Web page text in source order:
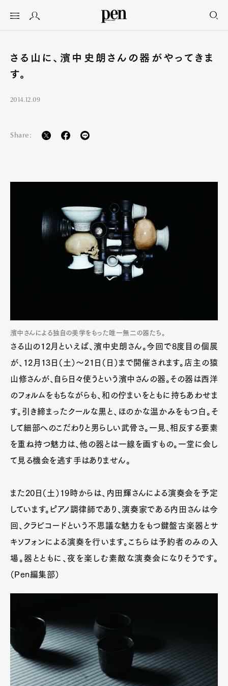
さる山に、濱中史朗さんの器がやってきま
す。
2014.12.09
Share:
濱中さんによる独自の美学をもった唯一無二の器たち。
さる山の12月といえば、濱中史朗さん。今回で8度目の個展
が、12月13日（土）～21日（日）まで開催されます。店主の猿
山修さんが、自ら日々使うという濱中さんの器。その器は西洋
のフォルムをもちながらも、和の佇まいをともに持ちあわせま
す。引き締まったクールな黒と、ほのかな温かみをもつ白。そ
して細部へのこだわりと男らしい武骨さ。一見、相反する要素
を重ね持つ魅力は、他の器とは一線を画すもの。一堂に会し
て見る機会を逃す手はありません。
また20日（土）19時からは、内田輝さんによる演奏会を予定
しています。ピアノ調律師であり、演奏家である内田さんは今
回、クラビコードという不思議な魅力をもつ鍵盤古楽器とサ
キソフォンによる演奏を行います。こちらは予約者のみの入
場。器とともに、夜を楽しむ素敵な演奏会になりそうです。
（Pen編集部）